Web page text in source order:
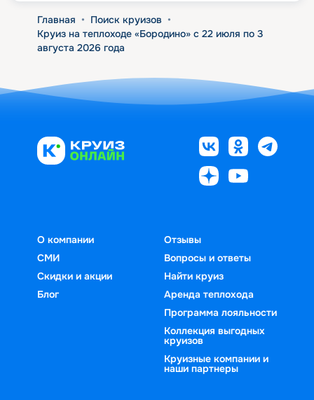
Главная • Поиск круизов •
Круиз на теплоходе «Бородино» с 22 июля по 3
августа 2026 года
О компании
СМИ
Скидки и акции
Блог
Отзывы
Вопросы и ответы
Найти круиз
Аренда теплохода
Программа лояльности
Коллекция выгодных
круизов
Круизные компании и
наши партнеры